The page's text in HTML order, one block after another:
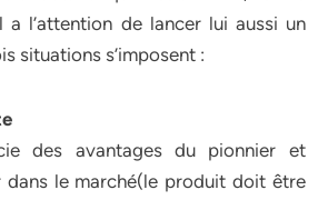
a l’attention de lancer lui aussi un
situations s’imposent :
des avantages du pionnier et
dans le marché(le produit doit être